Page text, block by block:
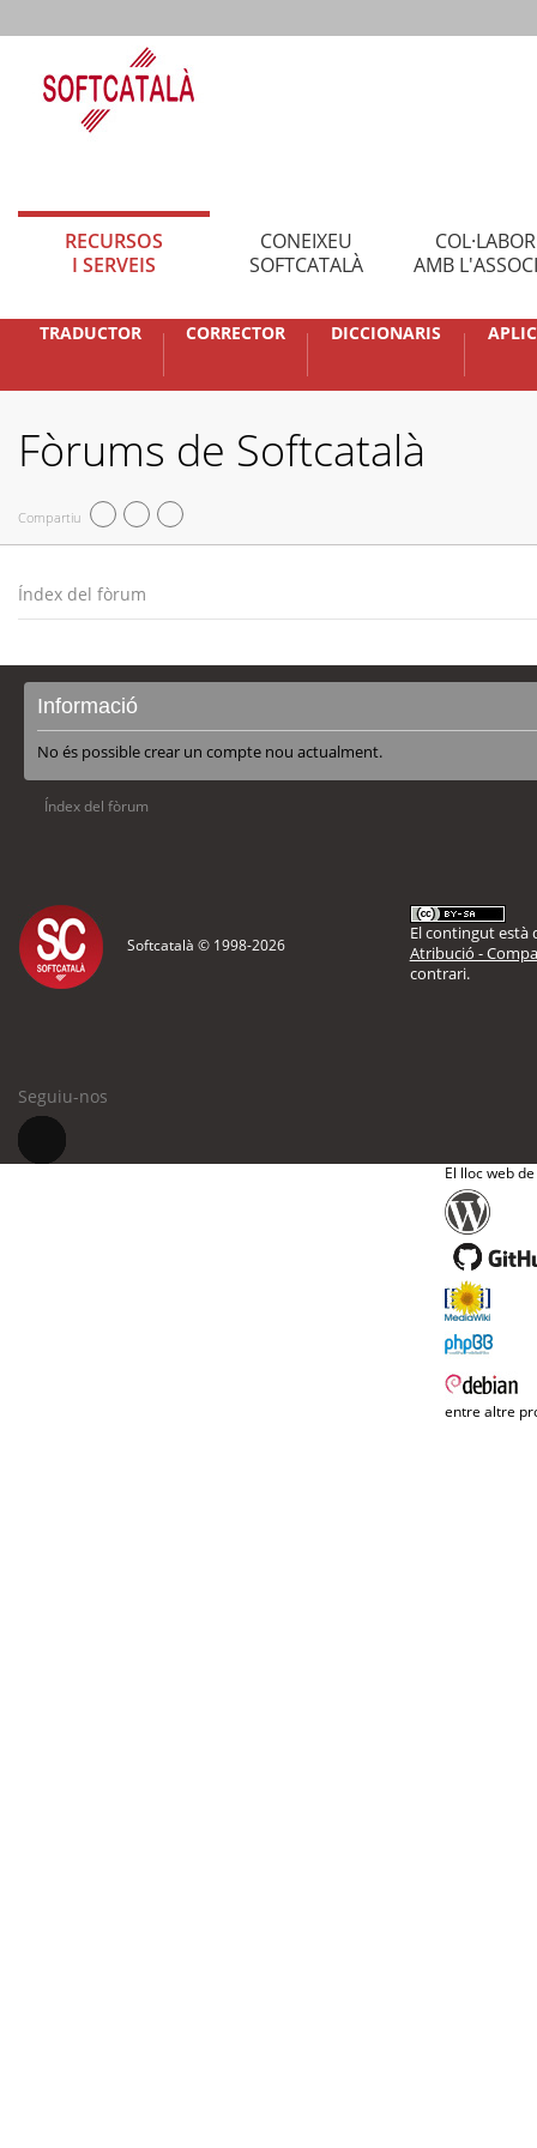
RECURSOS
I SERVEIS
CONEIXEU
SOFTCATALÀ
AMB
TRADUCTOR CORRECTOR DICCIONARIS
Fòrums de Softcatalà
Compartiu
Índex del fòrum
Informació
No és possible crear un compte nou actualment.
Índex del fòrum
Softcatalà © 1998-2026
El contingut està
Atribució -
contrari.
Seguiu-nos
El lloc web
entre altre